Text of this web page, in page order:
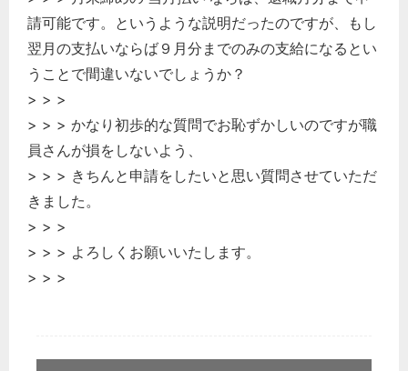
請可能です。というような説明だったのですが、もし
翌月の支払いならば９月分までのみの支給になるとい
うことで間違いないでしょうか？
> > >
> > > かなり初歩的な質問でお恥ずかしいのですが職
員さんが損をしないよう、
> > > きちんと申請をしたいと思い質問させていただ
きました。
> > >
> > > よろしくお願いいたします。
> > >